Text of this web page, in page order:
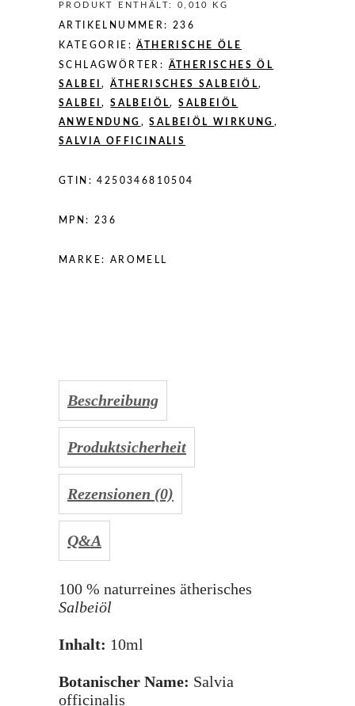
PRODUKT ENTHÄLT: 0,010 KG
ARTIKELNUMMER: 236
KATEGORIE:ÄTHERISCHE ÖLE
SCHLAGWÖRTER: ÄTHERISCHES ÖL
SALBEI,ÄTHERISCHES SALBEIÖL,
SALBEI,SALBEIÖL,SALBEIÖL
ANWENDUNG ,SALBEIÖL WIRKUNG ,
SALVIA OFFICINALIS
GTIN:4250346810504
MPN: 236
MARKE: AROMELL
Beschreibung
Produktsicherheit
Rezensionen (0)
Q&A
100 % naturreines ätherisches
Salbeiöl
Inhalt: 10ml
Botanischer Name: Salvia
officinalis